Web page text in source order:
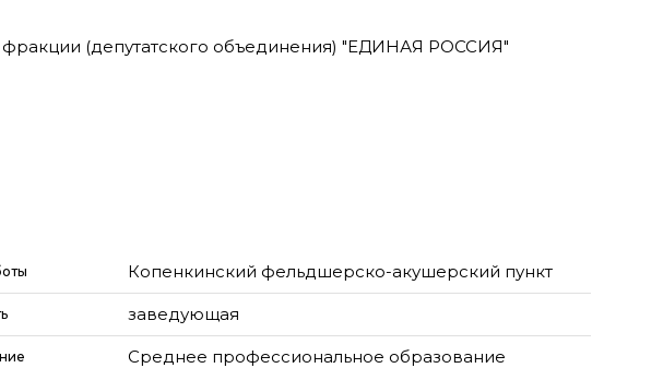
фракции (депутатского объединения) "ЕДИНАЯ РОССИЯ"
Копенкинский фельдшерско-акушерский пункт
заведующая
Среднее профессиональное образование